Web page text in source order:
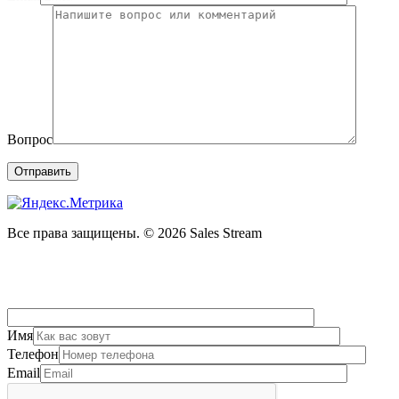
Вопрос
Все права защищены. © 2026 Sales Stream
Имя
Телефон
Email